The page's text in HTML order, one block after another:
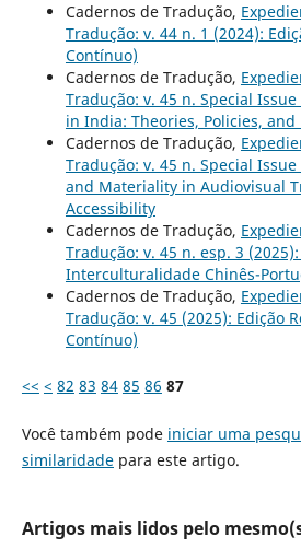
Cadernos de Tradução,
Tradução: v. 44 n. 1 (2024):
Contínuo)
Cadernos de Tradução,
Tradução: v. 45 n. Special
in India: Theories, Policies, and
Cadernos de Tradução,
Tradução: v. 45 n. Special
and Materiality in Audiovisual
Accessibility
Cadernos de Tradução,
Tradução: v. 45 n. esp. 3
Interculturalidade Chinês-
Cadernos de Tradução,
Tradução: v. 45 (2025): Edição
Contínuo)
<< < 82 83 84 85 86 87
Você também pode iniciar uma
similaridadepara este artigo.
Artigos mais lidos pelo